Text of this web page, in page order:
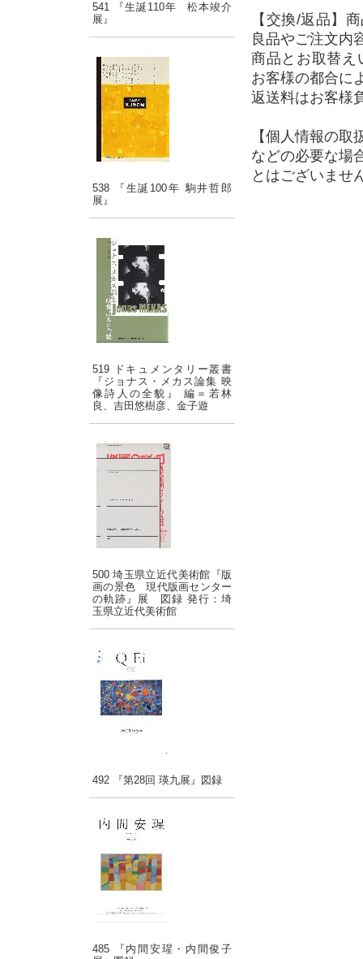
541 『生誕110年 松本竣介
展』
538 『生誕100年 駒井哲郎
展』
519 ドキュメンタリー叢書
『ジョナス・メカス論集 映
像詩人の全貌』 編＝若林
良、吉田悠樹彦、金子遊
500 埼玉県立近代美術館『版
画の景色 現代版画センター
の軌跡』展 図録 発行：埼
玉県立近代美術館
492 『第28回 瑛九展』図録
485 『内間安瑆・内間俊子
【交換/返品】
良品やご注文内
商品とお取替え
お客様の都合に
返送料はお客様
【個人情報の
などの必要な場
とはございませ